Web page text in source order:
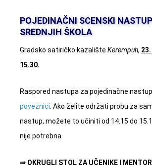
POJEDINAČNI SCENSKI
SREDNJIH ŠKOLA
Gradsko satiričko kazalište Kerempuh,
15.30.
Raspored nastupa za pojedinačne
poveznici . Ako želite održati probu za
nastup, možete to učiniti od 14.15 do
nije potrebna.
⇒ OKRUGLI STOL ZA UČENIKE I